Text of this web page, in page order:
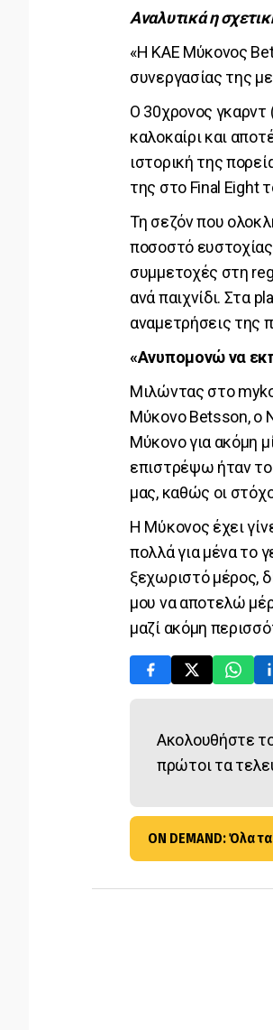
Αναλυτικά η
«Η ΚΑΕ Μύκονος
συνεργασίας της
Ο 30χρονος
καλοκαίρι και
ιστορική της
της στο Final Eight
Τη σεζόν που
ποσοστό ευστοχίας
συμμετοχές στη
ανά παιχνίδι. Στα
αναμετρήσεις της
«Ανυπομονώ να
Μιλώντας στο
Μύκονο Betsson, ο
Μύκονο για ακόμη
επιστρέψω ήταν το
μας, καθώς οι
Η Μύκονος έχει
πολλά για μένα το
ξεχωριστό μέρος,
μου να αποτελώ
μαζί ακόμη
Ακολουθήστε
πρώτοι τα
ON DEMAND: Όλα